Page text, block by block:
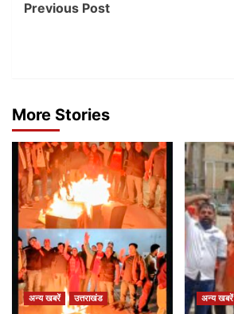
Navigation
Previous Post
More Stories
अन्य खबरें उत्तराखंड अन्य खबरें